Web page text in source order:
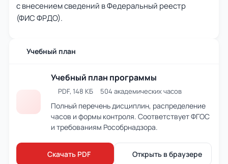
с внесением сведений в Федеральный реестр
(ФИС ФРДО).
Учебный план
Учебный план программы
PDF, 148 КБ 504 академических часов
Полный перечень дисциплин, распределение
часов и формы контроля. Соответствует ФГОС
и требованиям Рособрнадзора.
Скачать PDF Открыть в браузере